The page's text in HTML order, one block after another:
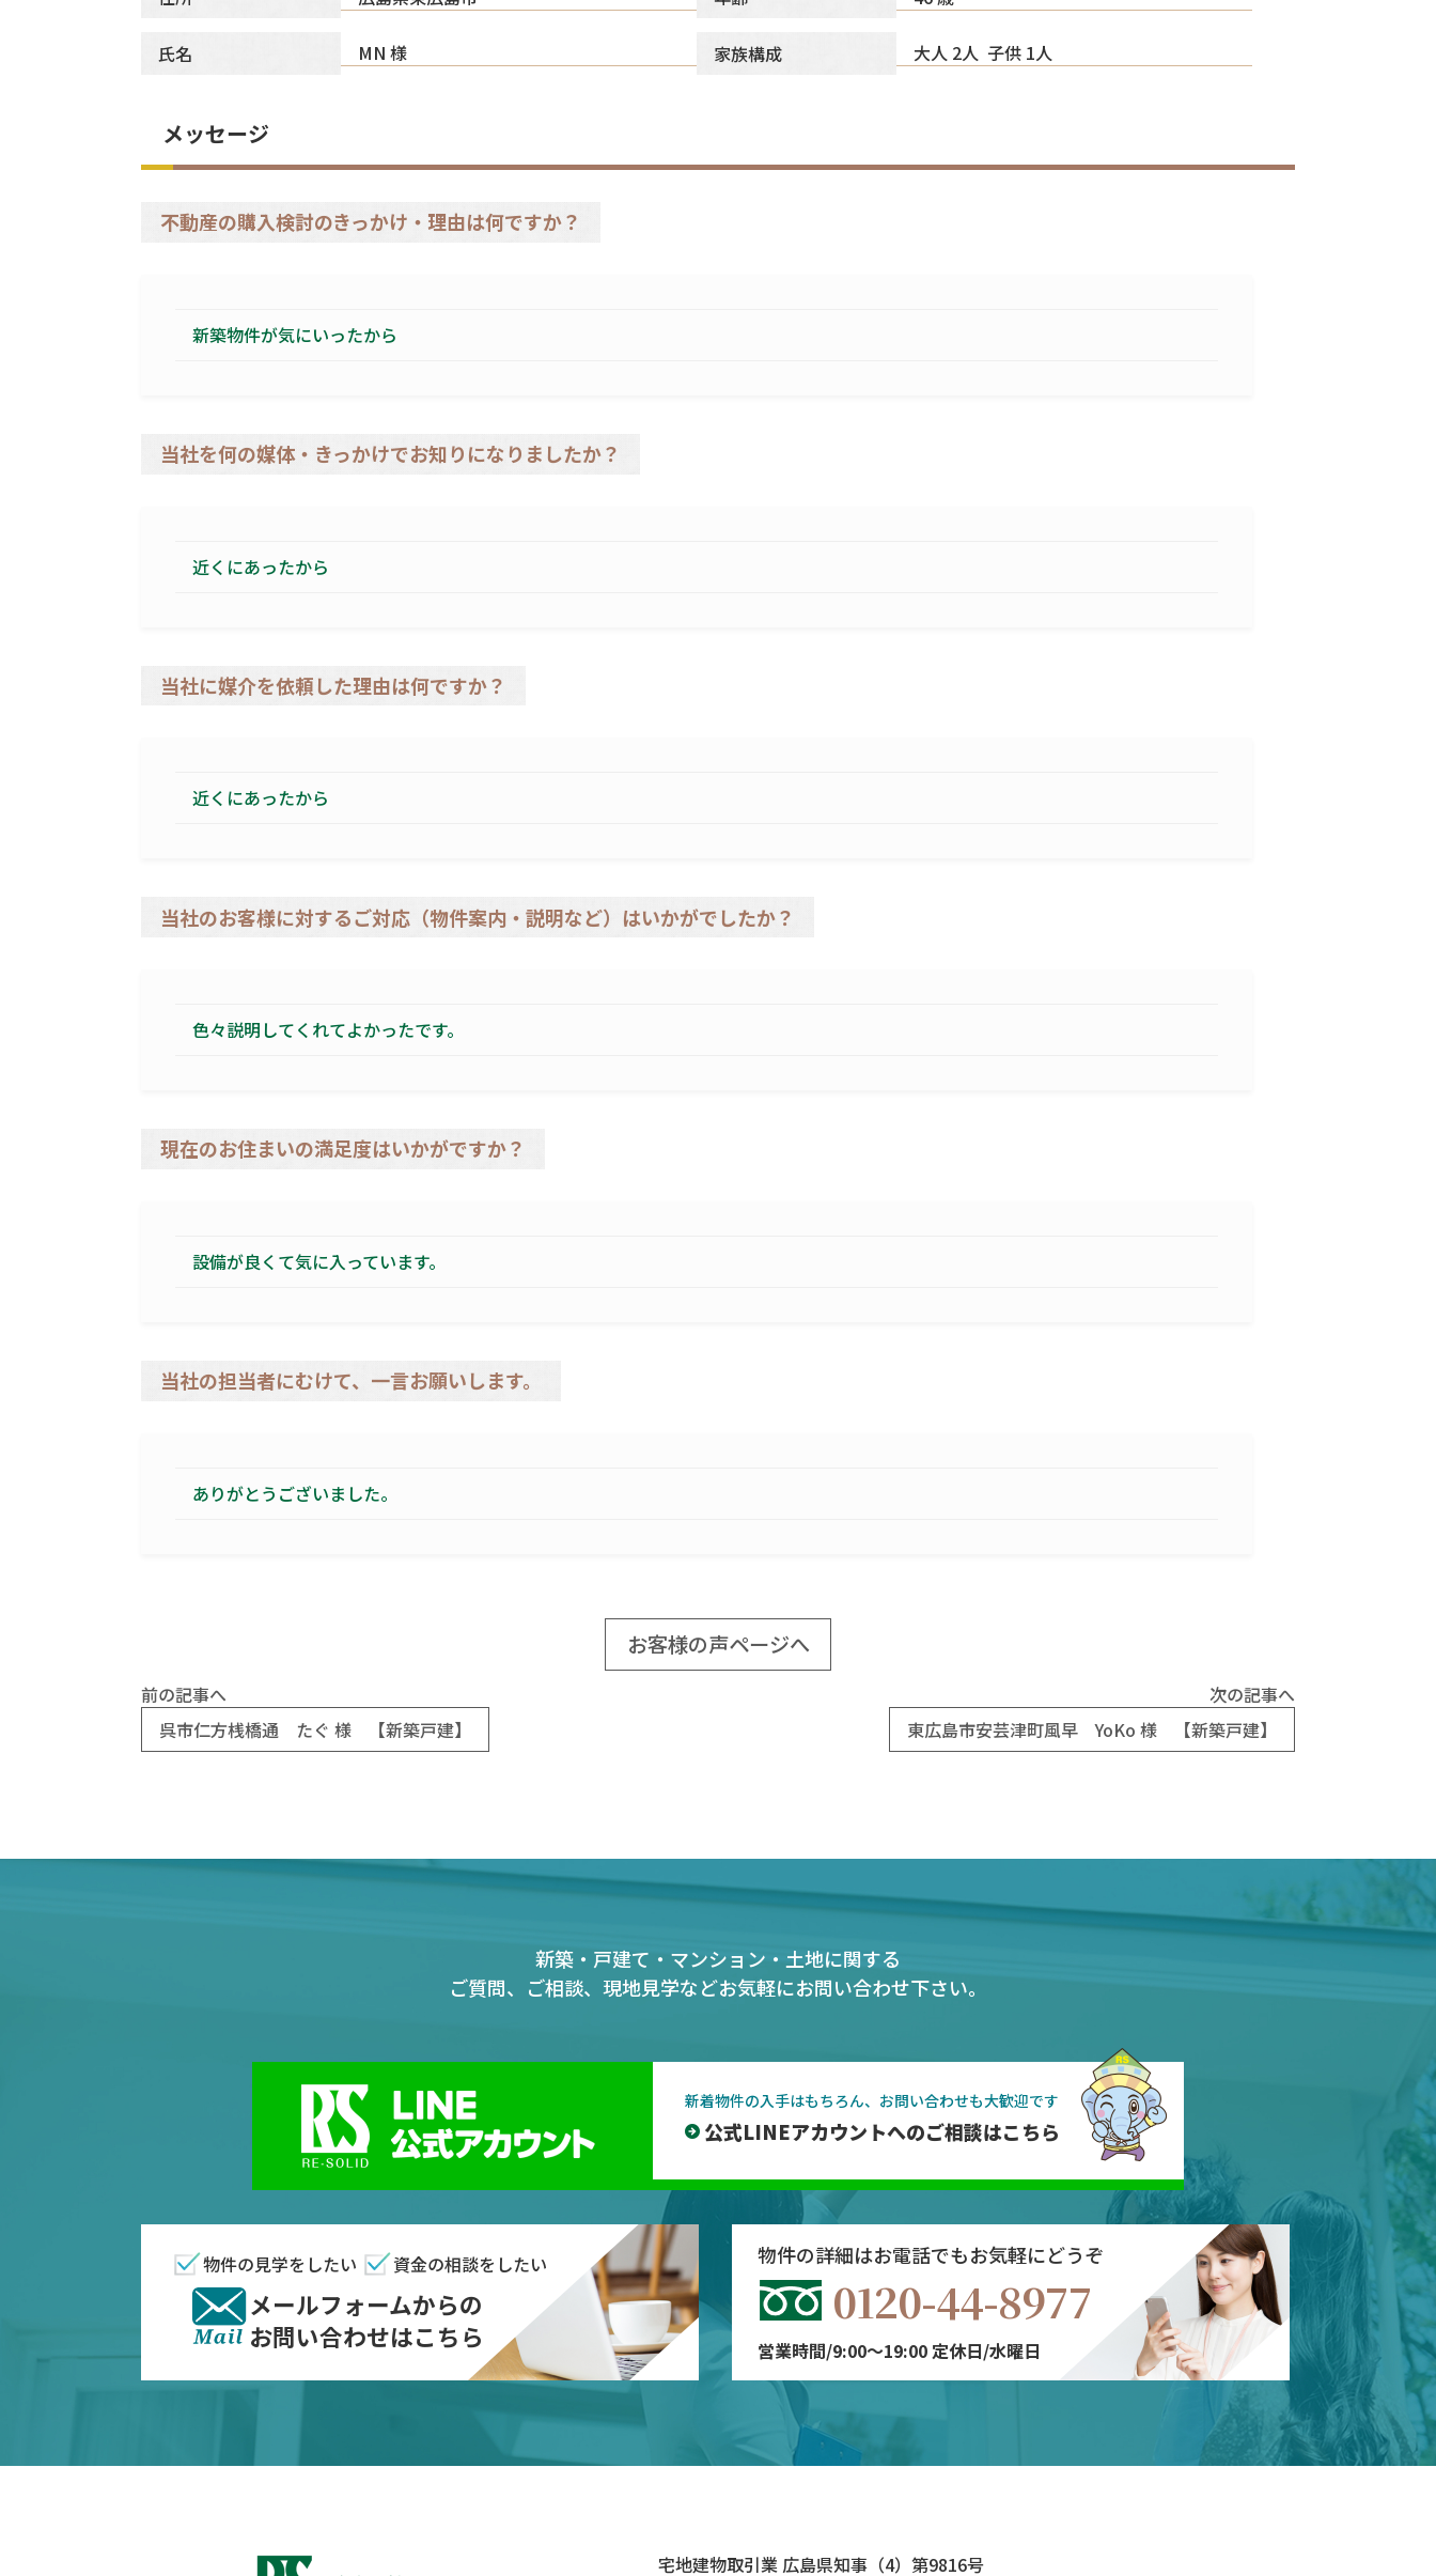
氏名 MN 様 家族構成 大人 2人 子供 1人
メッセージ
不動産の購入検討のきっかけ・理由は何ですか？
新築物件が気にいったから
当社を何の媒体・きっかけでお知りになりましたか？
近くにあったから
当社に媒介を依頼した理由は何ですか？
近くにあったから
当社のお客様に対するご対応（物件案内・説明など）はいかがでしたか？
色々説明してくれてよかったです。
現在のお住まいの満足度はいかがですか？
設備が良くて気に入っています。
当社の担当者にむけて、一言お願いします。
ありがとうございました。
お客様の声ページへ
前の記事へ
呉市仁方桟橋通 たぐ 様 【新築戸建】
次の記事へ
東広島市安芸津町風早 YoKo 様 【新築戸建】
新築・戸建て・マンション・土地に関する
ご質問、ご相談、現地見学などお気軽にお問い合わせ下さい。
新着物件の入手はもちろん、お問い合わせも大歓迎です
公式LINEアカウントへのご相談はこちら
物件の見学をしたい 資金の相談をしたい
メールフォームからの
お問い合わせはこちら
物件の詳細はお電話でもお気軽にどうぞ
0120-44-8977
営業時間/9:00～19:00 定休日/水曜日
宅地建物取引業 広島県知事（4）第9816号